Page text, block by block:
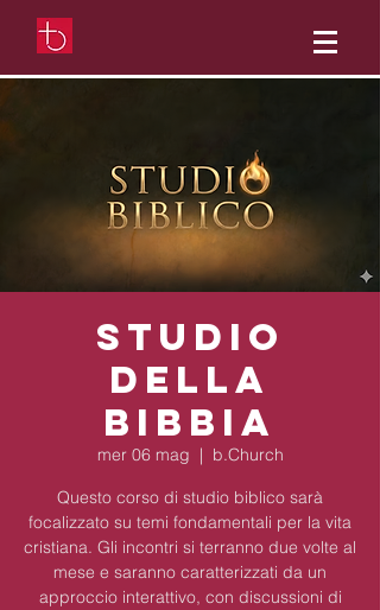
Studio
della
Bibbia
mer 06 mag
  |
b.Church
Questo corso di studio biblico sarà
focalizzato su temi fondamentali per la vita
cristiana. Gli incontri si terranno due volte al
mese e saranno caratterizzati da un
approccio interattivo, con discussioni di